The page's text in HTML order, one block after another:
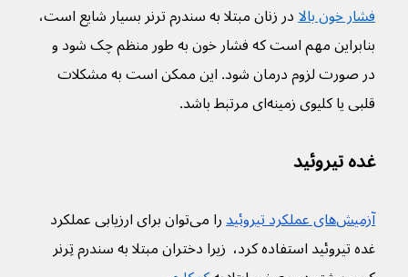
فشار خون بالا در زنان مبتلا به سندرم ترنر بسیار شایع است،
بنابراین مهم است که فشار خون به طور منظم چک شود و
در صورت لزوم درمان شود. این ممکن است به مشکلات
قلبی یا کلیوی زمینه‌ای مرتبط باشد.
غده تیروئید
آزمیش‌های عملکرد تیروئید
را می‌توان برای ارزیابی عملکرد
غده تیروئید استفاده کرد،  زیرا دختران مبتلا به سندرم تِرنر